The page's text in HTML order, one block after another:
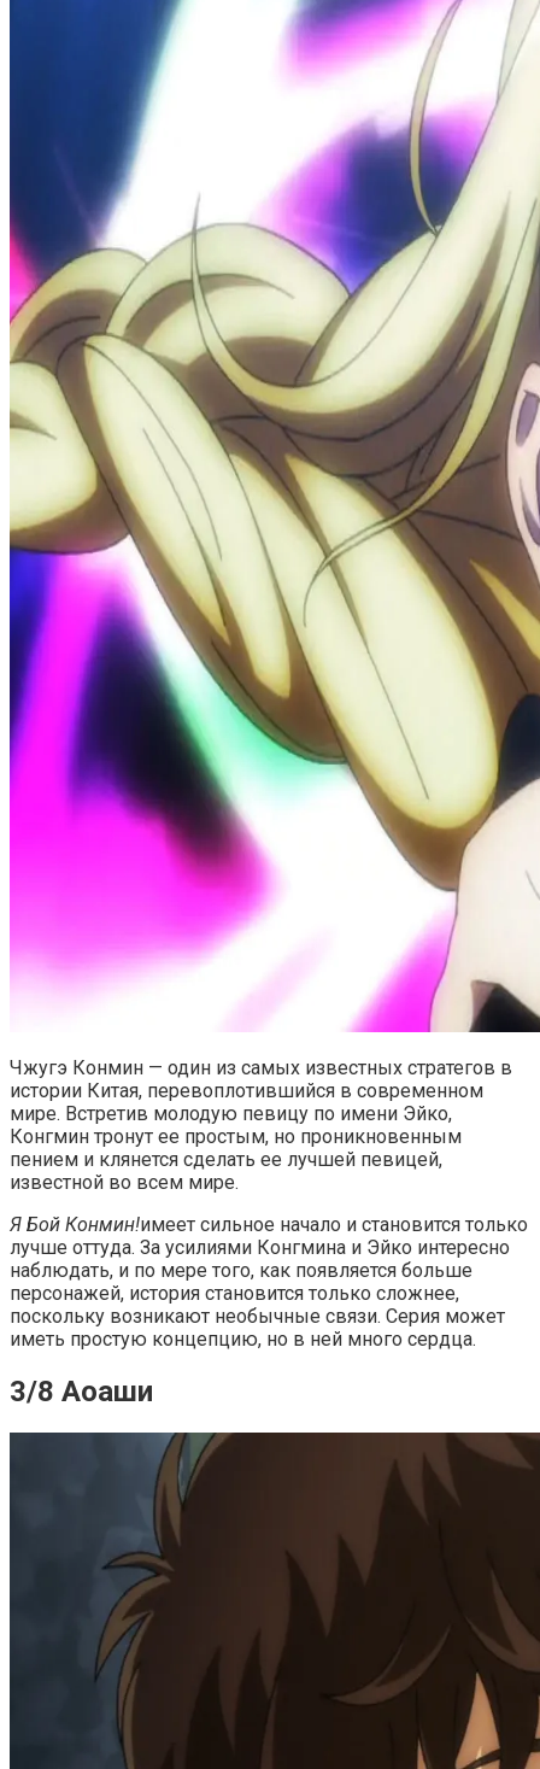
Чжугэ Конмин — один из самых известных стратегов в
истории Китая, перевоплотившийся в современном
мире. Встретив молодую певицу по имени Эйко,
Конгмин тронут ее простым, но проникновенным
пением и клянется сделать ее лучшей певицей,
известной во всем мире.
Я Бой Конмин!имеет сильное начало и становится только
лучше оттуда. За усилиями Конгмина и Эйко интересно
наблюдать, и по мере того, как появляется больше
персонажей, история становится только сложнее,
поскольку возникают необычные связи. Серия может
иметь простую концепцию, но в ней много сердца.
3/8 Аоаши